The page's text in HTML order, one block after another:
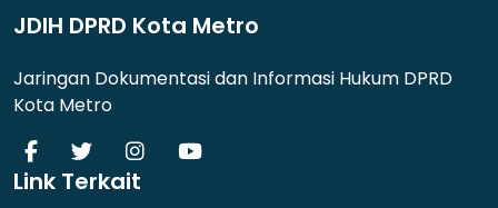
JDIH DPRD Kota Metro
Jaringan Dokumentasi dan Informasi Hukum DPRD
Kota Metro
Link Terkait